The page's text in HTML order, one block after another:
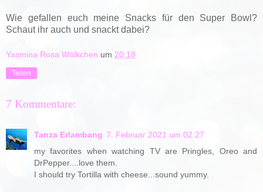
Wie gefallen euch meine Snacks für den Super Bowl?
Schaut ihr auch und snackt dabei?
Yasmina Rosa Wölkchen um 20:18
Teilen
7 Kommentare:
Tanza Erlambang 7. Februar 2021 um 02:27
my favorites when watching TV are Pringles, Oreo and
DrPepper....love them.
I should try Tortilla with cheese...sound yummy.